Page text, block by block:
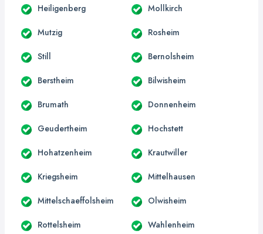
Heiligenberg Mollkirch
Mutzig Rosheim
Still Bernolsheim
Berstheim Bilwisheim
Brumath Donnenheim
Geudertheim Hochstett
Hohatzenheim Krautwiller
Kriegsheim Mittelhausen
Mittelschaeffolsheim Olwisheim
Rottelsheim Wahlenheim